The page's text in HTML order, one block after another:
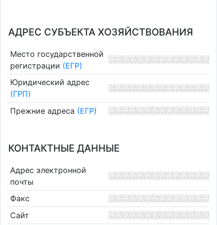
АДРЕС СУБЪЕКТА ХОЗЯЙСТВОВАНИЯ
Место государственной
регистрации (ЕГР)
Юридический адрес
(ГРП)
Прежние адреса (ЕГР)
КОНТАКТНЫЕ ДАННЫЕ
Адрес электронной
почты
Факс
Сайт